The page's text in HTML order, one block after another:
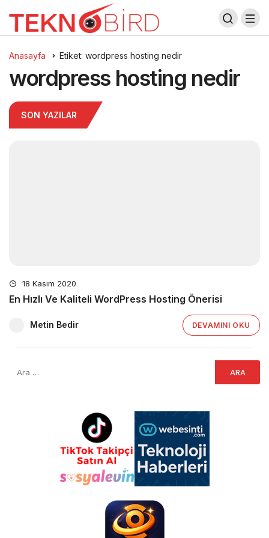
Anasayfa Etiket: wordpress hosting nedir
wordpress hosting nedir
SON YAZILAR
18 Kasım 2020
En Hızlı Ve Kaliteli WordPress Hosting Önerisi
Metin Bedir DEVAMINI OKU